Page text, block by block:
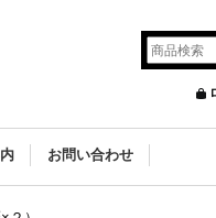
お問い合わせ